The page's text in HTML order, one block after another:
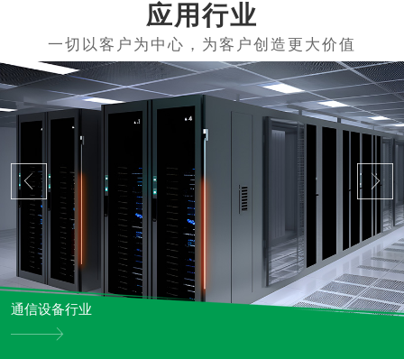
应用行业
通信设备行业